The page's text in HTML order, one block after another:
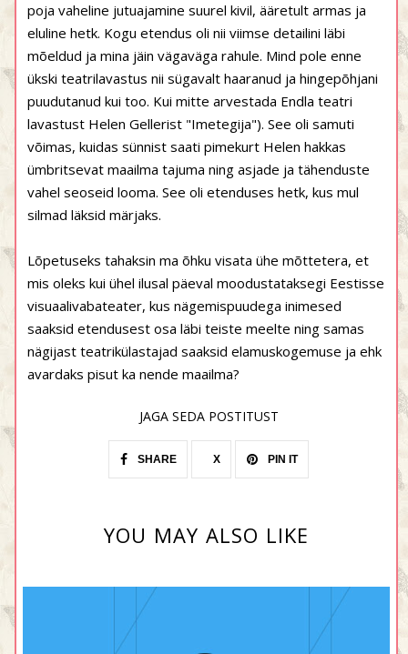
poja vaheline jutuajamine suurel kivil, ääretult armas ja
eluline hetk. Kogu etendus oli nii viimse detailini läbi
mõeldud ja mina jäin vägaväga rahule. Mind pole enne
ükski teatrilavastus nii sügavalt haaranud ja hingepõhjani
puudutanud kui too. Kui mitte arvestada Endla teatri
lavastust Helen Gellerist "Imetegija"). See oli samuti
võimas, kuidas sünnist saati pimekurt Helen hakkas
ümbritsevat maailma tajuma ning asjade ja tähenduste
vahel seoseid looma. See oli etenduses hetk, kus mul
silmad läksid märjaks.
Lõpetuseks tahaksin ma õhku visata ühe mõttetera, et
mis oleks kui ühel ilusal päeval moodustataksegi Eestisse
visuaalivabateater, kus nägemispuudega inimesed
saaksid etendusest osa läbi teiste meelte ning samas
nägijast teatrikülastajad saaksid elamuskogemuse ja ehk
avardaks pisut ka nende maailma?
JAGA SEDA POSTITUST
SHARE X PIN IT
YOU MAY ALSO LIKE